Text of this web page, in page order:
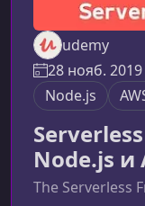
udemy
28 нояб. 2019
Node.js
Node.js и
The Serverless